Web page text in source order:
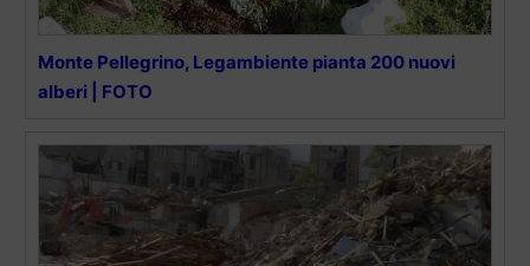
Monte Pellegrino, Legambiente pianta 200 nuovi
alberi | FOTO